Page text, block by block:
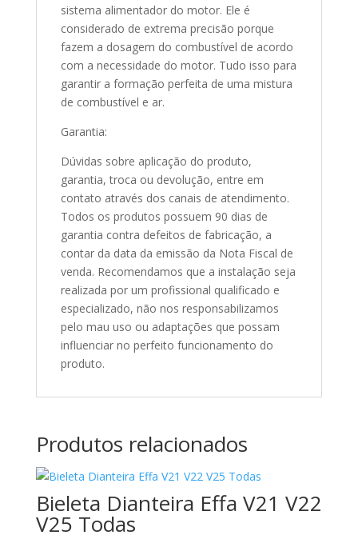
sistema alimentador do motor. Ele é
considerado de extrema precisão porque
fazem a dosagem do combustível de acordo
com a necessidade do motor. Tudo isso para
garantir a formação perfeita de uma mistura
de combustível e ar.
Garantia:
Dúvidas sobre aplicação do produto,
garantia, troca ou devolução, entre em
contato através dos canais de atendimento.
Todos os produtos possuem 90 dias de
garantia contra defeitos de fabricação, a
contar da data da emissão da Nota Fiscal de
venda. Recomendamos que a instalação seja
realizada por um profissional qualificado e
especializado, não nos responsabilizamos
pelo mau uso ou adaptações que possam
influenciar no perfeito funcionamento do
produto.
Produtos relacionados
Bieleta Dianteira Effa V21 V22
V25 Todas